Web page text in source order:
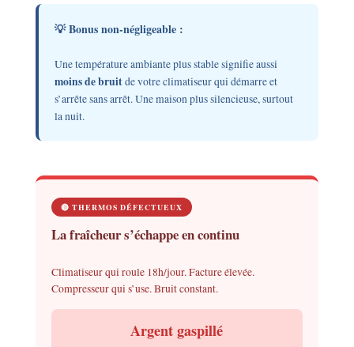
💡 Bonus non-négligeable :
Une température ambiante plus stable signifie aussi
moins de bruitde votre climatiseur qui démarre et
s’arrête sans arrêt. Une maison plus silencieuse, surtout
la nuit.
🔴 THERMOS DÉFECTUEUX
La fraîcheur s’échappe en continu
Climatiseur qui roule 18h/jour. Facture élevée.
Compresseur qui s’use. Bruit constant.
Argent gaspillé